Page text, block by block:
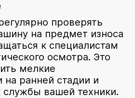
проверять
на предмет износа
к специалистам
осмотра. Это
мелкие
на ранней стадии и
службы вашей техники.